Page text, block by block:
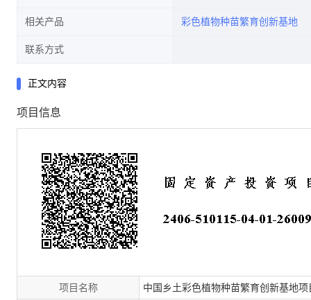
相关产品 彩色植物种苗繁育创新基地
联系方式
正文内容
项目信息
项目名称 中国乡土彩色植物种苗繁育创新基地项